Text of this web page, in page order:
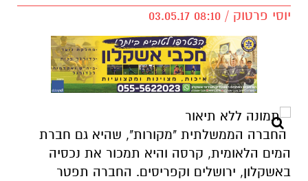
יוסי פרטוק / 08:10 03.05.17
החברה הממשלתית "מקורות", שהיא גם חברת
המים הלאומית, קרסה והיא תמכור את נכסיה
באשקלון, ירושלים וקפריסים. החברה תפטר